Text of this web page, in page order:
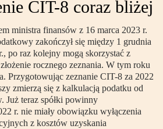
CIT-8 coraz bliżej
ministra finansów z 16 marca 2023 r.
zakończył się między 1 grudnia
po raz kolejny mogą skorzystać z
rocznego zeznania. W tym roku
Przygotowując zeznanie CIT-8 za 2022
zmierzą się z kalkulacją podatku od
Już teraz spółki powinny
r. nie miały obowiązku wyłączenia
z kosztów uzyskania